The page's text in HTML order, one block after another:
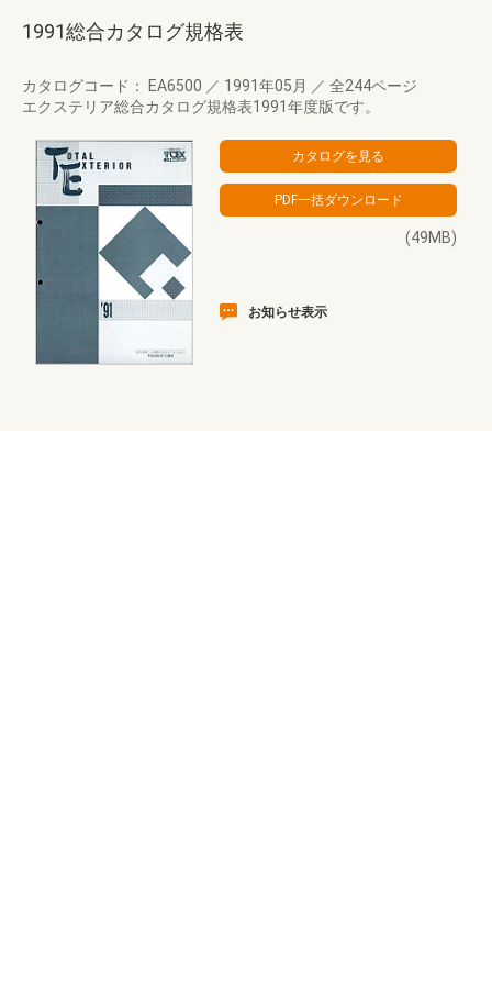
1991総合カタログ規格表
カタログコード： EA6500 ／ 1991年05月 ／ 全244ページ
エクステリア総合カタログ規格表1991年度版です。
(49MB)
お知らせ表示